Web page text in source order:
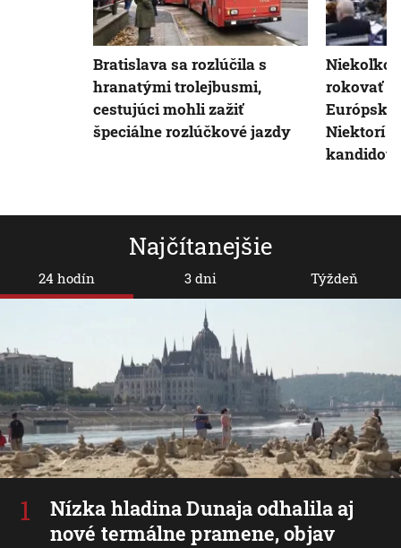
Najčítanejšie
24 hodín
Nízka hladina Dunaja odhalila aj
nové termálne pramene, objav
3 dni Týždeň
Bratislava sa rozlúčila s
hranatými trolejbusmi,
cestujúci mohli zažiť
špeciálne rozlúčkové jazdy
Niekoľko
rokovať o
Niektorí